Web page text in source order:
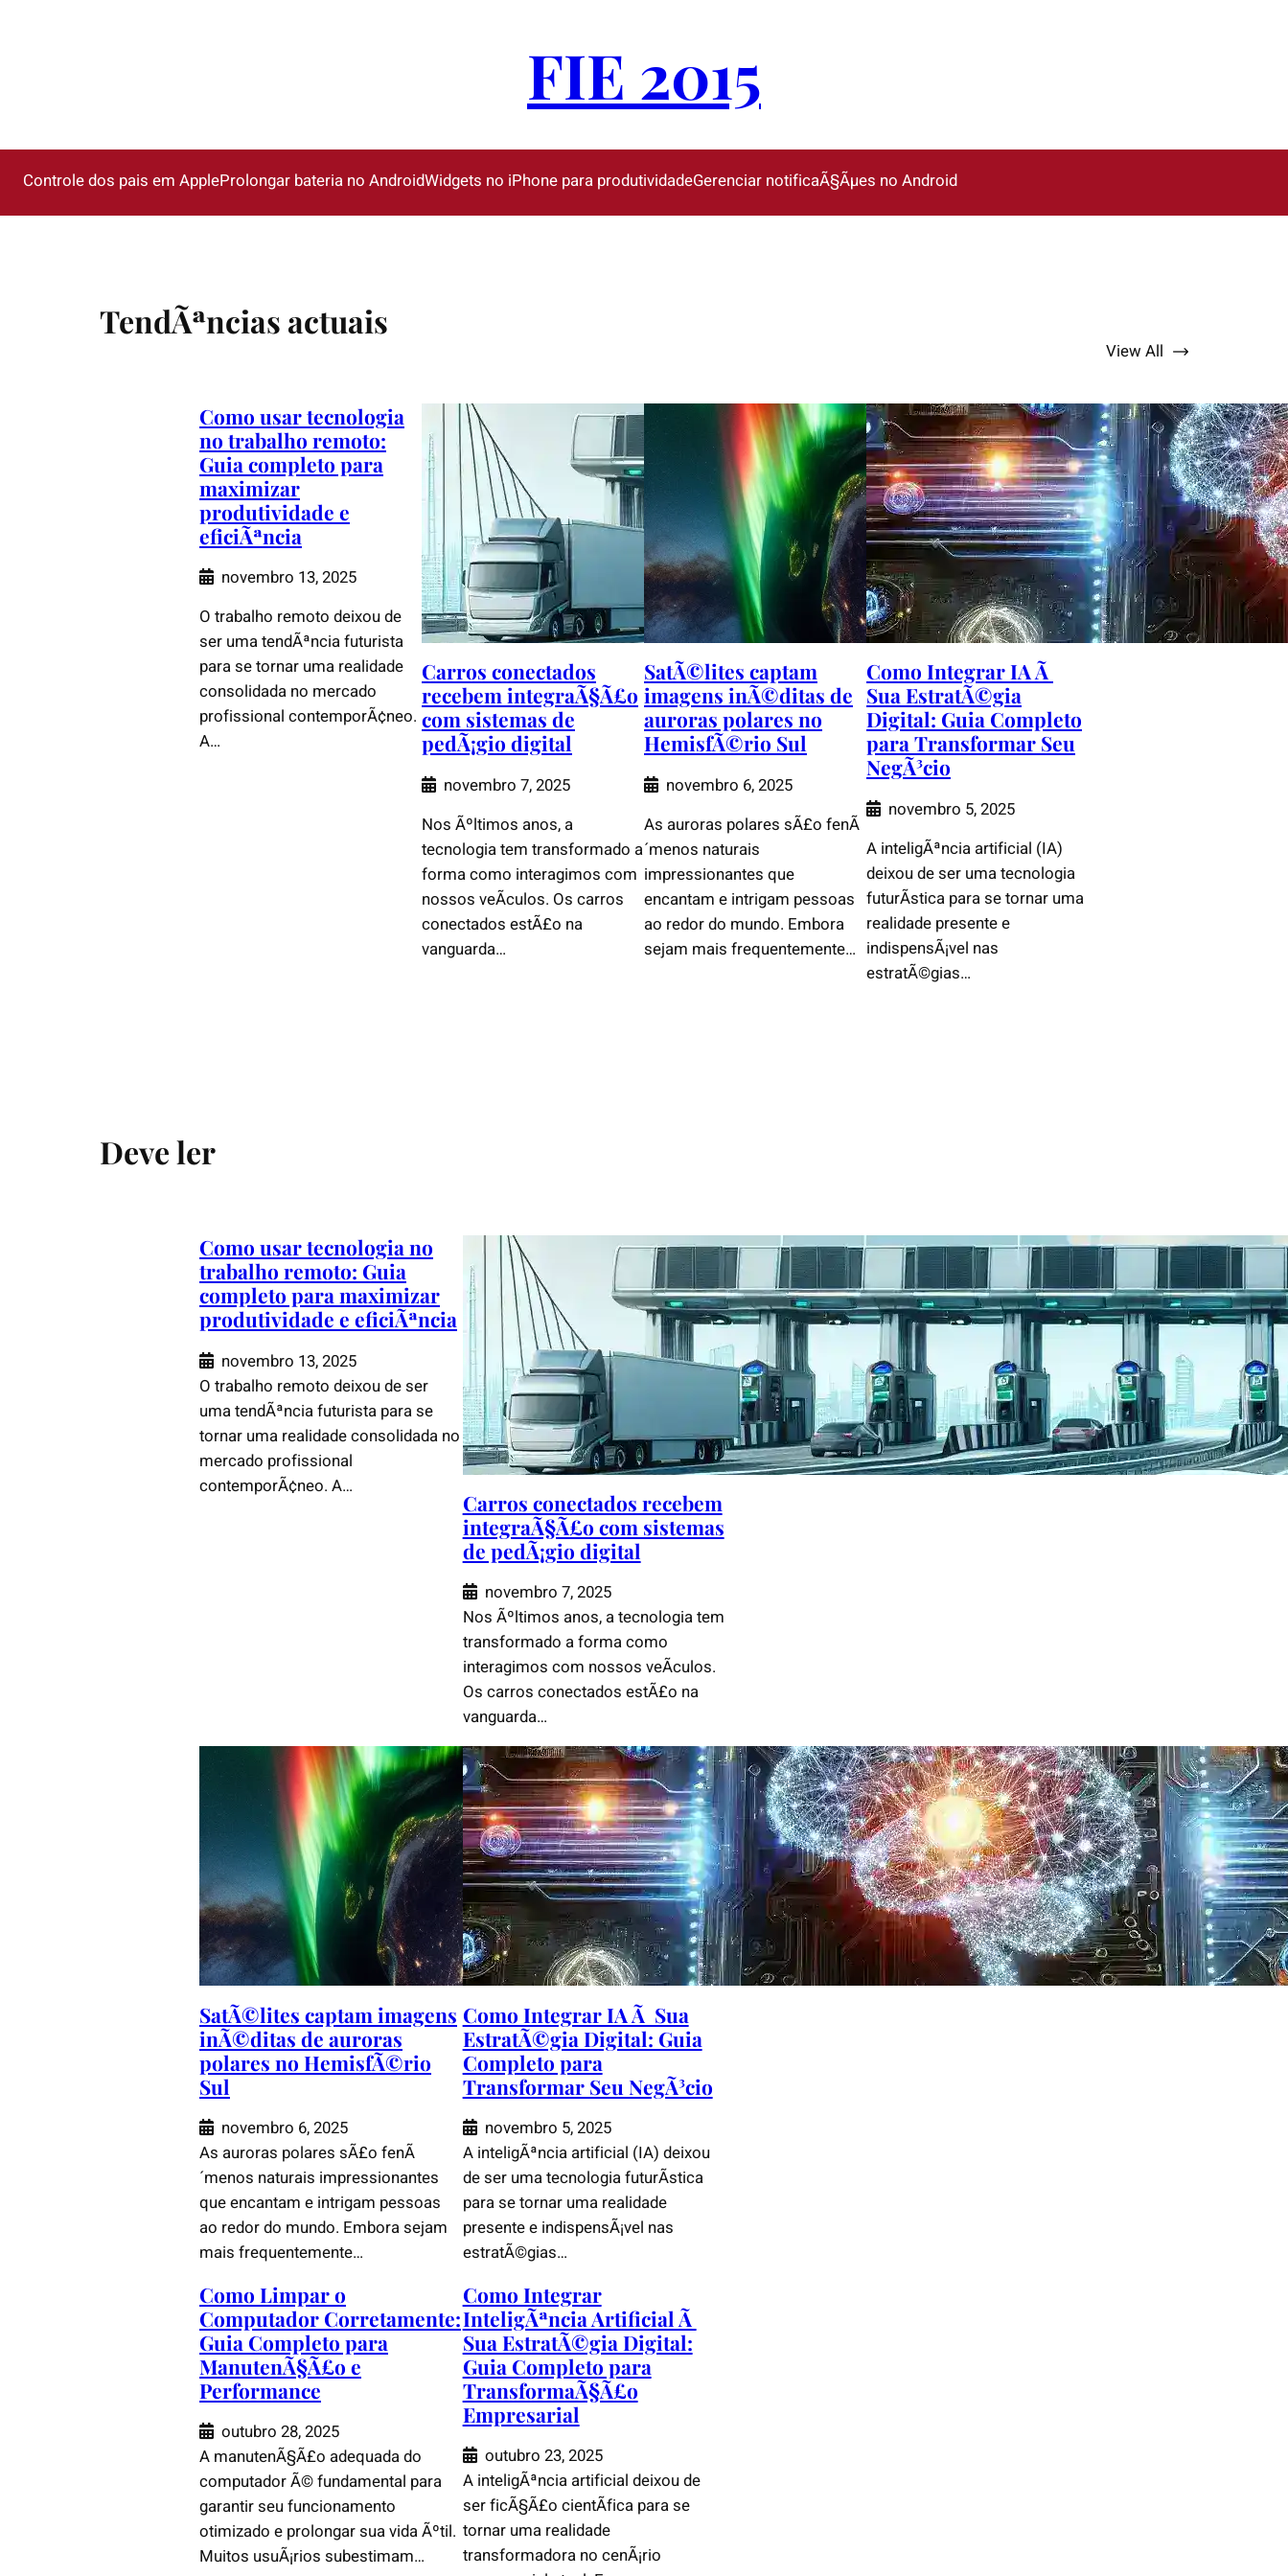
FIE 2015
Controle dos pais em AppleProlongar bateria no AndroidWidgets no iPhone para produtividadeGerenciar notificaÃ§Ãµes no Android
TendÃªncias actuais
View All
Como usar tecnologia
no trabalho remoto:
Guia completo para
maximizar
produtividade e
eficiÃªncia
novembro 13, 2025
O trabalho remoto deixou de
ser uma tendÃªncia futurista
para se tornar uma realidade
consolidada no mercado
profissional contemporÃ¢neo.
A…
Carros conectados
recebem integraÃ§Ã£o
com sistemas de
pedÃ¡gio digital
novembro 7, 2025
Nos Ãºltimos anos, a
tecnologia tem transformado a
forma como interagimos com
nossos veÃ­culos. Os carros
conectados estÃ£o na
vanguarda…
SatÃ©lites captam
imagens inÃ©ditas de
auroras polares no
HemisfÃ©rio Sul
novembro 6, 2025
As auroras polares sÃ£o fenÃ
´menos naturais
impressionantes que
encantam e intrigam pessoas
ao redor do mundo. Embora
sejam mais frequentemente…
Como Integrar IA Ã
Sua EstratÃ©gia
Digital: Guia Completo
para Transformar Seu
NegÃ³cio
novembro 5, 2025
A inteligÃªncia artificial (IA)
deixou de ser uma tecnologia
futurÃ­stica para se tornar uma
realidade presente e
indispensÃ¡vel nas
estratÃ©gias…
Deve ler
Como usar tecnologia no
trabalho remoto: Guia
completo para maximizar
produtividade e eficiÃªncia
novembro 13, 2025
O trabalho remoto deixou de ser
uma tendÃªncia futurista para se
tornar uma realidade consolidada no
mercado profissional
contemporÃ¢neo. A…
Carros conectados recebem
integraÃ§Ã£o com sistemas
de pedÃ¡gio digital
novembro 7, 2025
Nos Ãºltimos anos, a tecnologia tem
transformado a forma como
interagimos com nossos veÃ­culos.
Os carros conectados estÃ£o na
vanguarda…
SatÃ©lites captam imagens
inÃ©ditas de auroras
polares no HemisfÃ©rio
Sul
novembro 6, 2025
As auroras polares sÃ£o fenÃ
´menos naturais impressionantes
que encantam e intrigam pessoas
ao redor do mundo. Embora sejam
mais frequentemente…
Como Integrar IA Ã Sua
EstratÃ©gia Digital: Guia
Completo para
Transformar Seu NegÃ³cio
novembro 5, 2025
A inteligÃªncia artificial (IA) deixou
de ser uma tecnologia futurÃ­stica
para se tornar uma realidade
presente e indispensÃ¡vel nas
estratÃ©gias…
Como Limpar o
Computador Corretamente:
Guia Completo para
ManutenÃ§Ã£o e
Performance
outubro 28, 2025
A manutenÃ§Ã£o adequada do
computador Ã© fundamental para
garantir seu funcionamento
otimizado e prolongar sua vida Ãºtil.
Muitos usuÃ¡rios subestimam…
Como Integrar
InteligÃªncia Artificial Ã
Sua EstratÃ©gia Digital:
Guia Completo para
TransformaÃ§Ã£o
Empresarial
outubro 23, 2025
A inteligÃªncia artificial deixou de
ser ficÃ§Ã£o cientÃ­fica para se
tornar uma realidade
transformadora no cenÃ¡rio